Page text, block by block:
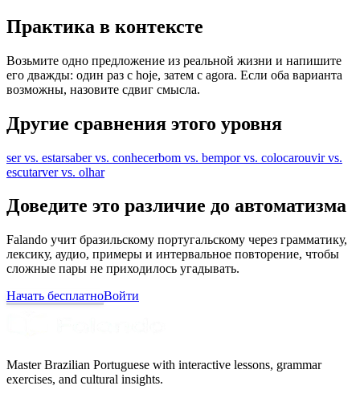
Практика в контексте
Возьмите одно предложение из реальной жизни и напишите
его дважды: один раз с hoje, затем с agora. Если оба варианта
возможны, назовите сдвиг смысла.
Другие сравнения этого уровня
ser vs. estarsaber vs. conhecerbom vs. bempor vs. colocarouvir vs.
escutarver vs. olhar
Доведите это различие до автоматизма
Falando учит бразильскому португальскому через грамматику,
лексику, аудио, примеры и интервальное повторение, чтобы
сложные пары не приходилось угадывать.
Начать бесплатноВойти
Master Brazilian Portuguese with interactive lessons, grammar
exercises, and cultural insights.